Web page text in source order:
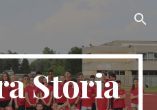
Skip to navigation
Storia